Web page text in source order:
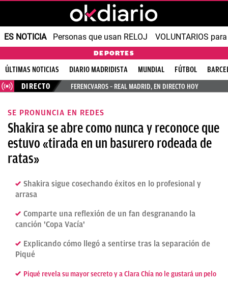
ES NOTICIA Personas que usan RELOJ VOLUNTARIOS
DEPORTES
ÚLTIMAS NOTICIAS DIARIO MADRIDISTA MUNDIAL FÚTBOL
DIRECTO
FERENCVAROS – REAL MADRID, EN DIRECTO HOY
SE PRONUNCIA EN REDES
Shakira se abre como nunca y reconoce que
estuvo «tirada en un basurero rodeada de
ratas»
Shakira sigue cosechando éxitos en lo profesional y
arrasa
Comparte una reflexión de un fan desgranando la
canción 'Copa Vacía'
Explicando cómo llegó a sentirse tras la separación de
Piqué
Piqué revela su mayor secreto y a Clara Chía no le gustará un pelo